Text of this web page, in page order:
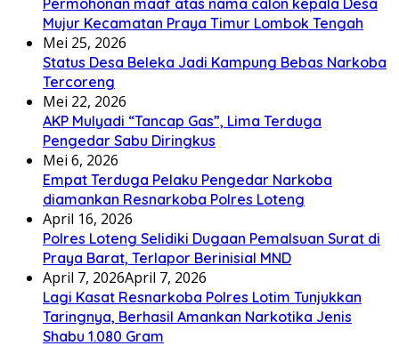
Mujur Kecamatan Praya Timur Lombok Tengah
Mei 25, 2026
Status Desa Beleka Jadi ‎Kampung Bebas Narkoba
Tercoreng
Mei 22, 2026
AKP Mulyadi “Tancap Gas”, Lima Terduga
Pengedar Sabu Diringkus
Mei 6, 2026
Empat Terduga Pelaku Pengedar Narkoba
diamankan Resnarkoba Polres Loteng
April 16, 2026
Polres Loteng Selidiki Dugaan Pemalsuan Surat di
Praya Barat, Terlapor Berinisial MND
April 7, 2026April 7, 2026
Lagi Kasat Resnarkoba Polres Lotim Tunjukkan
Taringnya, Berhasil Amankan Narkotika Jenis
Shabu 1.080 Gram